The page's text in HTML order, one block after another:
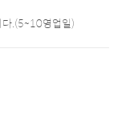
다.(5~10영업일)